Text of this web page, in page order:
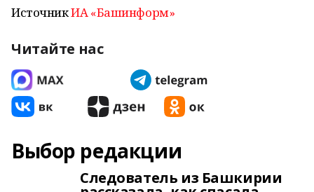
ИсточникИА «Башинформ»
Читайте нас
Выбор редакции
Следователь из Башкирии